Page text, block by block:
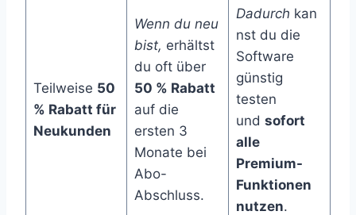
Teilweise 50
% Rabatt für
Neukunden
Wenn du neu
bist, erhältst
du oft über
50 % Rabatt
auf die
ersten 3
Monate bei
Abo-
Abschluss.
Dadurch kan
nst du die
Software
günstig
testen
und sofort
alle
Premium-
Funktionen
nutzen.